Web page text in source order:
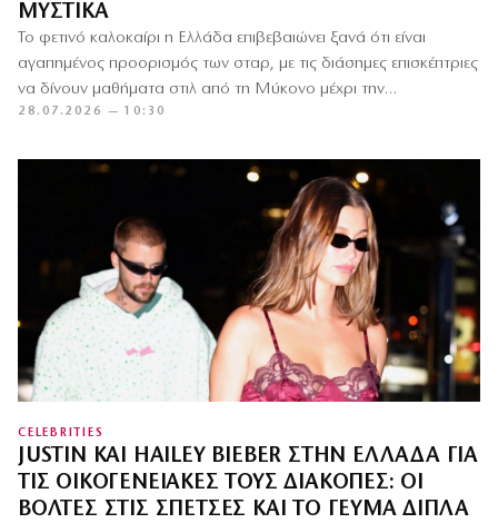
ΜΥΣΤΙΚΆ
Το φετινό καλοκαίρι η Ελλάδα επιβεβαιώνει ξανά ότι είναι
αγαπημένος προορισμός των σταρ, με τις διάσημες επισκέπτριες
να δίνουν μαθήματα στιλ από τη Μύκονο μέχρι την…
28.07.2026 — 10:30
CELEBRITIES
JUSTIN ΚΑΙ HAILEY BIEBER ΣΤΗΝ ΕΛΛΆΔΑ ΓΙΑ
ΤΙΣ ΟΙΚΟΓΕΝΕΙΑΚΈΣ ΤΟΥΣ ΔΙΑΚΟΠΈΣ: ΟΙ
ΒΌΛΤΕΣ ΣΤΙΣ ΣΠΈΤΣΕΣ ΚΑΙ ΤΟ ΓΕΎΜΑ ΔΊΠΛΑ